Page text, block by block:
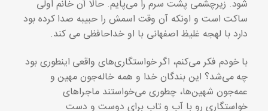
شود. زیرچشمی پشت سرم را می‌پایم. حالا آن خانم اولی
ساکت است و اونکه آن وقت اسمش را حبیبه صدا کرده بود
دارد با لهجه غلیظ اصفهانی با او خداحافظی می کند.
با خودم فکر می‌کنم، اگر خواستگاری‌های واقعی اینطوری بود
چه می‌شد؟ این بندگان خدا و همه خاله‌جون مهین و
عمه‌جون شهین‌ها، چطوری می‌خواستند ماجراهای
خواستگاری رو با آب و تاب برای دوست و دست